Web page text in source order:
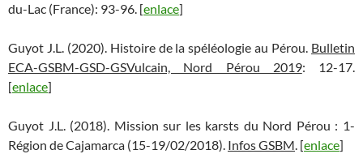
du-Lac (France): 93-96. [enlace]
Guyot J.L. (2020). Histoire de la spéléologie au Pérou. Bulletin
ECA-GSBM-GSD-GSVulcain, Nord Pérou 2019: 12-17.
[enlace]
Guyot J.L. (2018). Mission sur les karsts du Nord Pérou : 1-
Région de Cajamarca (15-19/02/2018). Infos GSBM. [enlace]